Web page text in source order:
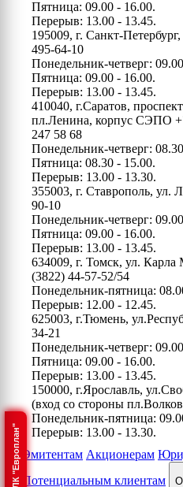
Пятница: 09.00 - 16.00.
Перерыв: 13.00 - 13.45.
195009, г. Санкт-
495-64-10
Понедельник-четверг:
Пятница: 09.00 - 16.00.
Перерыв: 13.00 - 13.45.
410040, г.Саратов,
пл.Ленина, корпус СЭПО
247 58 68
Понедельник-четверг:
Пятница: 08.30 - 15.00.
Перерыв: 13.00 - 13.30.
355003, г. Ставрополь, ул.
90-10
Понедельник-четверг:
Пятница: 09.00 - 16.00.
Перерыв: 13.00 - 13.45.
634009, г. Томск, ул. Карла
(3822) 44-57-52/54
Понедельник-пятница:
Перерыв: 12.00 - 12.45.
625003, г.Тюмень,
34-21
Понедельник-четверг:
Пятница: 09.00 - 16.00.
Перерыв: 13.00 - 13.45.
150000, г.Ярославль,
(вход со стороны
Понедельник-пятница:
Перерыв: 13.00 - 13.30.
Эмитентам Акционерам
Потенциальным клиентам